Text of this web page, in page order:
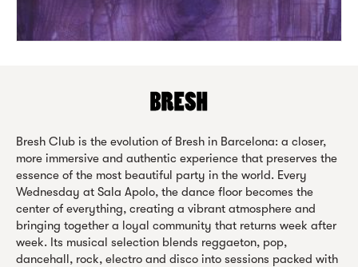
Bresh Club is the evolution of Bresh in Barcelona: a closer,
more immersive and authentic experience that preserves the
essence of the most beautiful party in the world. Every
Wednesday at Sala Apolo, the dance floor becomes the
center of everything, creating a vibrant atmosphere and
bringing together a loyal community that returns week after
week. Its musical selection blends reggaeton, pop,
dancehall, rock, electro and disco into sessions packed with